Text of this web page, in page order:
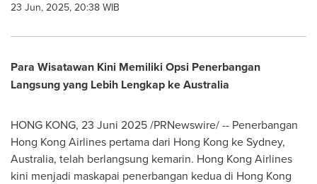
23 Jun, 2025, 20:38 WIB
Para Wisatawan Kini Memiliki Opsi Penerbangan
Langsung yang Lebih Lengkap keAustralia
HONG KONG, 23 Juni 2025 /PRNewswire/ -- Penerbangan
Hong Kong Airlines pertama dari Hong Kong keSydney,
Australia, telah berlangsung kemarin. Hong Kong Airlines
kini menjadi maskapai penerbangan kedua di Hong Kong